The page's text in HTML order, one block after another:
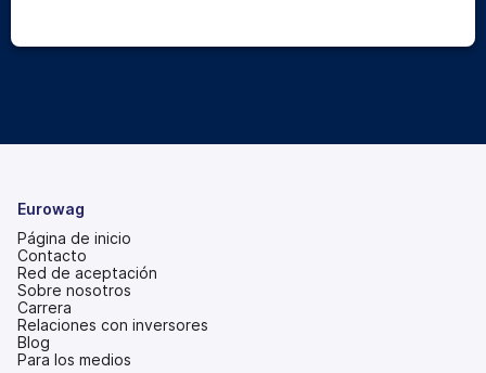
Eurowag
Página de inicio
Contacto
Red de aceptación
Sobre nosotros
Carrera
Relaciones con inversores
(se
abre
Blog
Para los medios